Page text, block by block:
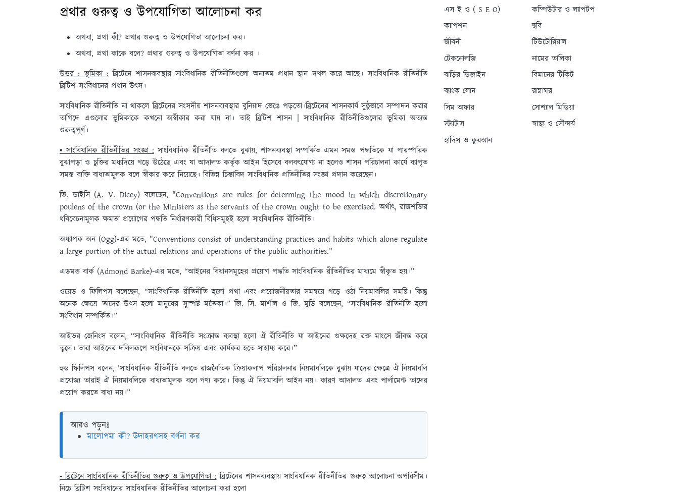
প্রথার গুরুত্ব ও উপযোগিতা আলোচনা কর
অথবা, প্রথা কী? প্রথার গুরুত্ব ও উপযোগিতা আলোচনা কর।
অথবা, প্রথা কাকে বলে? প্রথার গুরুত্ব ও উপযোগিতা বর্ণনা কর ।
উত্তর : ভূমিকা : ব্রিটেনে শাসনব্যবস্থার সাংবিধানিক রীতিনীতিগুলো অন্যতম প্রধান স্থান দখল করে আছে। সাংবিধানিক রীতিনীতি
ব্রিটিশ সংবিধানের প্রধান উৎস।
সাংবিধানিক রীতিনীতি না থাকলে ব্রিটেনের সংসদীয় শাসনব্যবস্থার বুনিয়াদ ভেঙে পড়তো।ব্রিটেনের শাসনকার্য সুষ্ঠুভাবে সম্পাদন করার
তাগিদে এগুলোর ভূমিকাকে কখনো অস্বীকার করা যায় না। তাই ব্রিটিশ শাসন | সাংবিধানিক রীতিনীতিগুলোর ভূমিকা অত্যন্ত
গুরুত্বপূর্ণ।
• সাংবিধানিক রীতিনীতির সংজ্ঞা :সাংবিধানিক রীতিনীতি বলতে বুঝায়, শাসনব্যবস্থা সম্পর্কিত এমন সমস্ত পদ্ধতিকে যা পারস্পরিক
বুঝাপড়া ও চুক্তির মধ্যদিয়ে গড়ে উঠেছে এবং যা আদালত কর্তৃক আইন হিসেবে বলবৎযোগ্য না হলেও শাসন পরিচালনা কার্যে ব্যাপৃত
সমস্ত ব্যক্তি বাধ্যতামূলক বলে স্বীকার করে নিয়েছে। বিভিন্ন চিন্তাবিদ সাংবিধানিক প্রতিনীতির সংজ্ঞা প্রদান করেছেন।
ভি. ডাইসি (A. V. Dicey) বলেছেন, "Conventions are rules for determing the mood in which discretionary
poulens of the crown (or the Ministers as the servants of the crown ought to be exercised. অর্থাৎ, রাজশক্তির
ধবিবেচনামূলক ক্ষমতা প্রয়োগের পদ্ধতি নির্ধারণকারী বিধিসমূহই হলো সাংবিধানিক রীতিনীতি।
অধ্যাপক অন (Ogg)-এর মতে, "Conventions consist of understanding practices and habits which alone regulate
a large portion of the actual relations and operations of the public authorities."
এডমন্ড বার্ক (Admond Barke)-এর মতে, “আইনের বিধানসমূহের প্রয়োগ পদ্ধতি সাংবিধানিক রীতিনীতির মাধ্যমে স্বীকৃত হয়।”
ওয়েড ও ফিলিপস বলেছেন, “সাংবিধানিক রীতিনীতি হলো প্রথা এবং প্রয়োজনীয়তার সমন্বয়ে গড়ে ওঠা নিয়মাবলির সমষ্টি। কিন্তু
অনেক ক্ষেত্রে তাদের উৎস হলো মানুষের সুস্পষ্ট মতৈক্য।” জি. সি. মার্শাল ও জি. মুডি বলেছেন, “সাংবিধানিক রীতিনীতি হলো
সংবিধান সম্পর্কিত।”
আইভর জেনিংস বলেন, “সাংবিধানিক রীতিনীতি সংক্রান্ত ব্যবস্থা হলো ঐ রীতিনীতি যা আইনের গুক্ষদেহ রক্ত মাংসে জীবন্ত করে
তুলে। তারা আইনের দলিলরূপে সংবিধানকে সক্রিয় এবং কার্যকর হতে সাহায্য করে।”
হুড ফিলিপস বলেন, 'সাংবিধানিক রীতিনীতি বলতে রাজনৈতিক ক্রিয়াকলাপ পরিচালনার নিয়মাবলিকে বুঝায় যাদের ক্ষেত্রে ঐ নিয়মাবলি
প্রযোজ্য তারাই ঐ নিয়মাবলিকে বাধ্যতামূলক বলে গণ্য করে। কিন্তু ঐ নিয়মাবলি আইন নয়। কারণ আদালত এবং পার্লামেন্ট তাদের
প্রয়োগ করতে বাধ্য নয়।”
আরও পড়ুনঃ
মালোপমা কী? উদাহরণসহ বর্ণনা কর
- ব্রিটেনে সাংবিধানিক রীতিনীতির গুরুত্ব ও উপযোগিতা :ব্রিটেনের শাসনব্যবস্থায় সাংবিধানিক রীতিনীতির গুরুত্ব আলোচনা অপরিসীম।
নিচে ব্রিটিশ সংবিধানের সাংবিধানিক রীতিনীতির আলোচনা করা হলো
এস ই ও ( S E O)
কম্পিউটার ও ল্যাপটপ
ক্যাপশন
ছবি
জীবনী
টিউটোরিয়াল
টেকনোলজি
নামের তালিকা
বাড়ির ডিজাইন
বিমানের টিকিট
ব্যাংক লোন
রান্নাঘর
সিম অফার
সোশ্যাল মিডিয়া
স্ট্যাটাস
স্বাস্থ্য ও সৌন্দর্য
হাদিস ও কুরআন